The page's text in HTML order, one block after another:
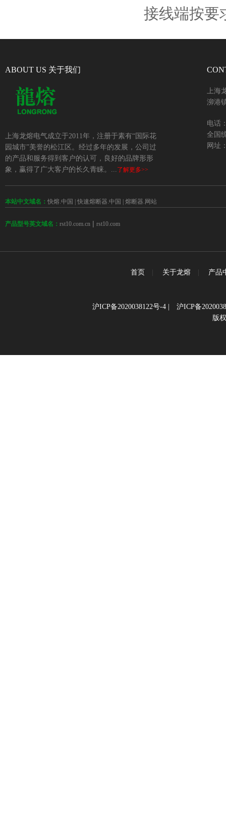
接线端按要
ABOUT US 关于我们
上海龙熔电气成立于2011年，注册于素有“国际花
园城市”美誉的松江区。经过多年的发展，公司过
的产品和服务得到客户的认可，良好的品牌形形
象，赢得了广大客户的长久青睐。...了解更多>>
上海
泖港
电话
全国
网址
本站中文域名： 快熔.中国 快速熔断器.中国 熔断器.网站
产品型号英文域名： rst10.com.cn | rst10.com
首页 关于龙熔 产品
沪ICP备2020038122号-4| 沪ICP备
版